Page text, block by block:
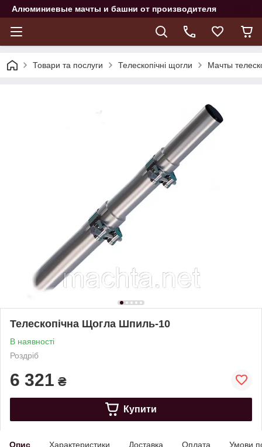
Алюминиевые мачты и башни от производителя
Товари та послуги Телескопічні щогли Мачты
Телескопічна Щогла Шпиль-10
В наявності
Роздріб
6 321 ₴
Купити
Опис Характеристики Доставка Оплата Умови